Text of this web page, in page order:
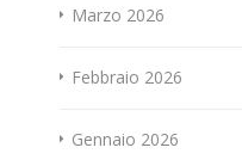
Marzo 2026
Febbraio 2026
Gennaio 2026